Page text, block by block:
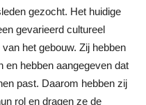
gezocht. Het huidige
gevarieerd cultureel
het gebouw. Zij hebben
en hebben aangegeven dat
past. Daarom hebben zij
rol en dragen ze de